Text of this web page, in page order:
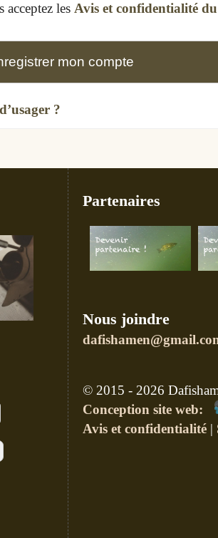
acceptez les Avis et confidentialité
mon compte
?
Partenaires
Nous joindre
© 2015 - 2026
Conception site web:
Avis et confidentialité|